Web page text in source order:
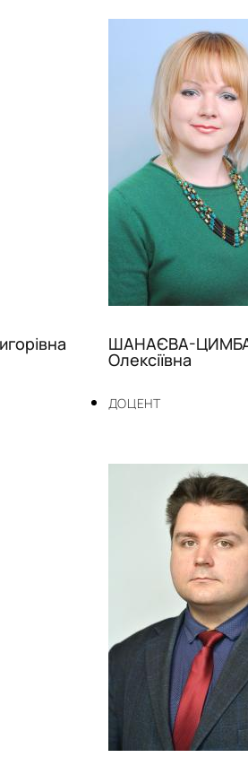
ДОЦЕНТ
ШАНАЄВА-
Олексіївна